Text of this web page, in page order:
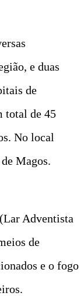
e duas
de
total de 45
No local
Magos.
Adventista
de
e o fogo